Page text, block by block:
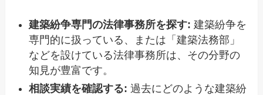
建築紛争専門の法律事務所を探す: 建築紛争を
専門的に扱っている、または「建築法務部」
などを設けている法律事務所は、その分野の
知見が豊富です。
相談実績を確認する: 過去にどのような建築紛